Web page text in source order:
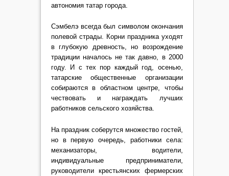
автономия татар города.
Сэмбелэ всегда был символом окончания
полевой страды. Корни праздника уходят
в глубокую древность, но возрождение
традиции началось не так давно, в 2000
году. И с тех пор каждый год, осенью,
татарские общественные организации
собираются в областном центре, чтобы
чествовать и награждать лучших
работников сельского хозяйства.
На праздник соберутся множество гостей,
но в первую очередь, работники села:
механизаторы, водители,
индивидуальные предприниматели,
руководители крестьянских фермерских